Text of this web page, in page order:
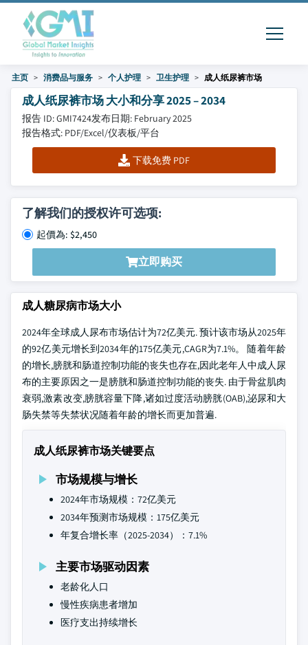
主页 消费品与服务 个人护理 卫生护理 成人纸尿裤市场
成人纸尿裤市场 大小和分享 2025 – 2034
报告 ID: GMI7424发布日期: February 2025
报告格式: PDF/Excel/仪表板/平台
下载免费 PDF
了解我们的授权许可选项:
起價為: $2,450
立即购买
成人糖尿病市场大小
2024年全球成人尿布市场估计为72亿美元. 预计该市场从2025年
的92亿美元增长到2034年的175亿美元,CAGR为7.1%。 随着年龄
的增长,膀胱和肠道控制功能的丧失也存在,因此老年人中成人尿
布的主要原因之一是膀胱和肠道控制功能的丧失. 由于骨盆肌肉
衰弱,激素改变,膀胱容量下降,诸如过度活动膀胱(OAB),泌尿和大
肠失禁等失禁状况随着年龄的增长而更加普遍.
成人纸尿裤市场关键要点
市场规模与增长
2024年市场规模：72亿美元
2034年预测市场规模：175亿美元
年复合增长率（2025-2034）：7.1%
主要市场驱动因素
老龄化人口
慢性疾病患者增加
医疗支出持续增长